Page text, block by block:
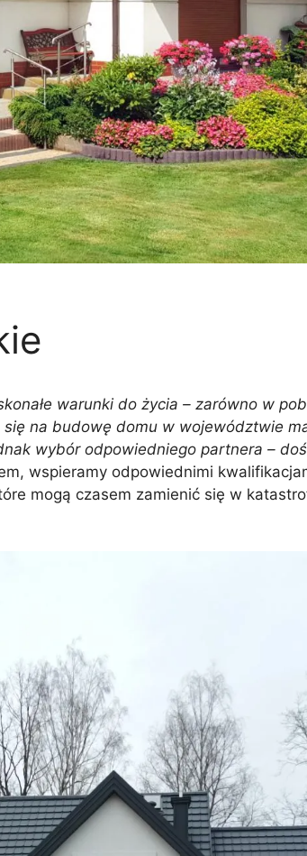
warunki do życia – zarówno w
na budowę domu w województwie
wybór odpowiedniego partnera –
wspieramy odpowiednimi
mogą czasem zamienić się w